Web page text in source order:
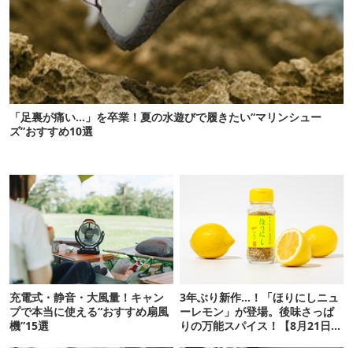
「足裏が痛い…」を卒業！夏の水遊びで履きたい“マリンシュー
ズ”おすすめ10選
充電式・静音・大風量！キャン
プで本当に使える“おすすめ扇風
機”15選
3年ぶり新作…！「ほりにしニュ
ーレモン」が登場。後味さっぱ
りの万能スパイス！【8月21日発